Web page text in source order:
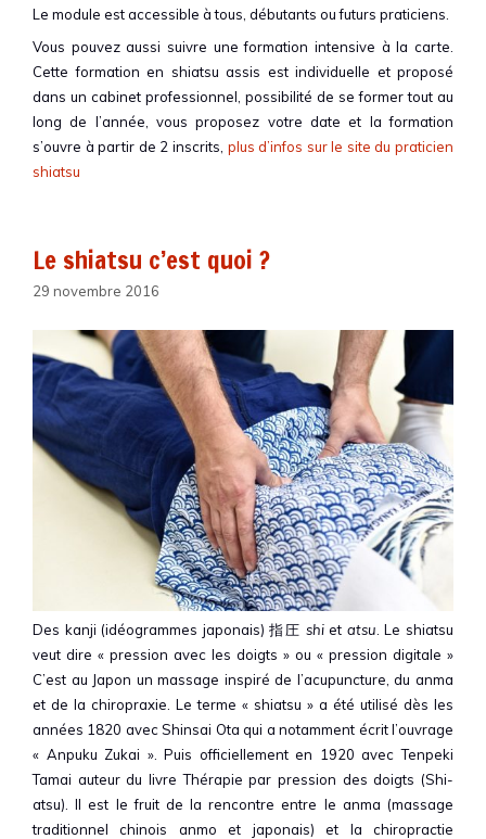
Le module est accessible à tous, débutants ou futurs praticiens.
Vous pouvez aussi suivre une formation intensive à la carte.
Cette formation en shiatsu assis est individuelle et proposé
dans un cabinet professionnel, possibilité de se former tout au
long de l’année, vous proposez votre date et la formation
s’ouvre à partir de 2 inscrits, plus d’infos sur le site du praticien
shiatsu
Le shiatsu c’est quoi ?
29 novembre 2016
Des kanji (idéogrammes japonais)指圧 shiet atsu.Le shiatsu
veut dire « pression avec les doigts » ou « pression digitale »
C’est au Japon un massage inspiré de l’acupuncture, du anma
et de la chiropraxie. Le terme « shiatsu » a été utilisé dès les
années 1820 avec Shinsai Ota qui a notamment écrit l’ouvrage
« Anpuku Zukai ». Puis officiellement en 1920 avec Tenpeki
Tamai auteur du livre Thérapie par pression des doigts (Shi-
atsu). Il est le fruit de la rencontre entre le anma (massage
traditionnel chinois anmo et japonais) et la chiropractie